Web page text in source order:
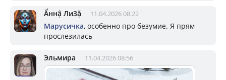
Ẩннậ Ли3ặ 11.04.2026 08:22
Марусичка, особенно про безумие. Я прям
прослезилась
Эльмира 11.04.2026 08:56